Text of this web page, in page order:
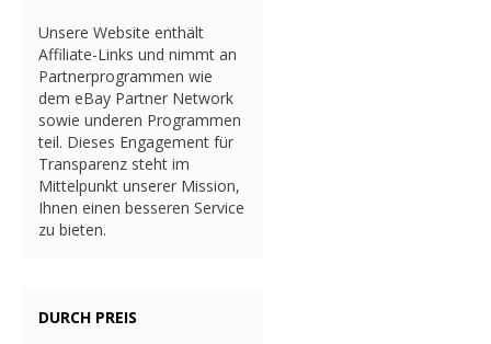
Unsere Website enthält
Affiliate-Links und nimmt an
Partnerprogrammen wie
dem eBay Partner Network
sowie underen Programmen
teil. Dieses Engagement für
Transparenz steht im
Mittelpunkt unserer Mission,
Ihnen einen besseren Service
zu bieten.
DURCH PREIS